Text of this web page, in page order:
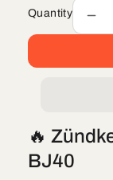
Quantity
🔥
–
🔥
BJ40